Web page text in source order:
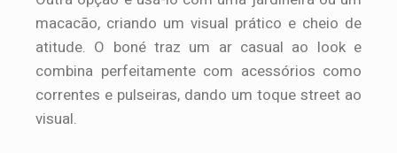
macacão, criando um visual prático e cheio de
atitude. O boné traz um ar casual ao look e
combina perfeitamente com acessórios como
correntes e pulseiras, dando um toque street ao
visual.